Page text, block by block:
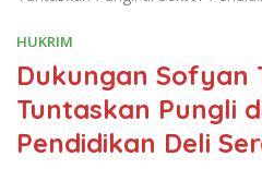
HUKRIM
Dukungan Sofyan
Tuntaskan Pungli
Pendidikan Deli